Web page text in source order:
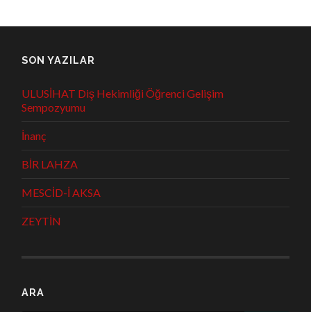
SON YAZILAR
ULUSİHAT Diş Hekimliği Öğrenci Gelişim
Sempozyumu
İnanç
BİR LAHZA
MESCİD-İ AKSA
ZEYTİN
ARA